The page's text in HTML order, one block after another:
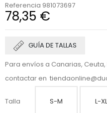
Referencia 981073697
78,35 €
GUÍA DE TALLAS
Para envíos a Canarias,
contactar en
Talla S-M L-XL